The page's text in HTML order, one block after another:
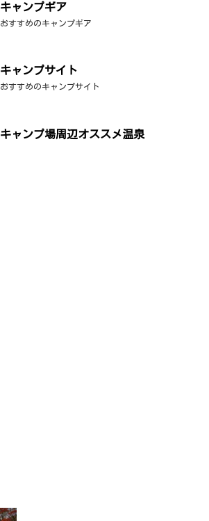
キャンプギア
おすすめのキャンプギア
キャンプサイト
おすすめのキャンプサイト
キャンプ場周辺オススメ温泉